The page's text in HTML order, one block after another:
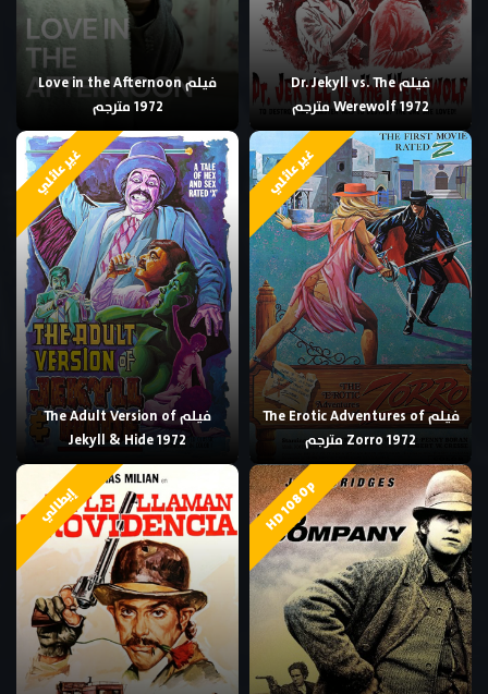
فيلم Dr. Jekyll vs. The
Werewolf 1972 مترجم
فيلم Love in the Afternoon
1972 مترجم
غير عائلي
فيلم The Erotic Adventures of
Zorro 1972 مترجم
غير عائلي
فيلم The Adult Version of
Jekyll & Hide 1972
HD 1080p إيطالي